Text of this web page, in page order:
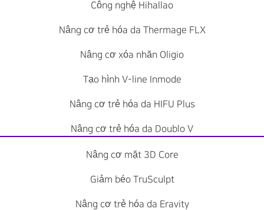
Công nghệ Hihallao
Nâng cơ trẻ hóa da Thermage FLX
Nâng cơ xóa nhăn Oligio
Tạo hình V-line Inmode
Nâng cơ trẻ hóa da HIFU Plus
Nâng cơ trẻ hóa da Doublo V
Nâng cơ mặt 3D Core
Giảm béo TruSculpt
Nâng cơ trẻ hóa da Eravity